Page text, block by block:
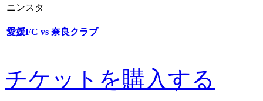
ニンスタ
愛媛FC vs 奈良クラブ
チケットを購入する